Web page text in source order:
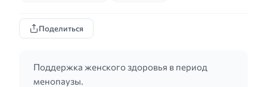
Поделиться
Поддержка женского здоровья в период
менопаузы.